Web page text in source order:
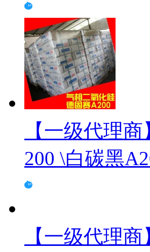
【一级代理
200 \白碳黑
【一级代理